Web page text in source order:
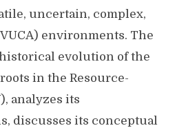
uncertain, complex,
environments. The
evolution of the
in the Resource-
analyzes its
discusses its conceptual